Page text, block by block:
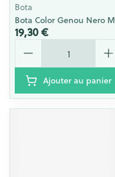
Bota
Bota Color Genou Nero M
19,30 €
Quantité
Ajouter au panier